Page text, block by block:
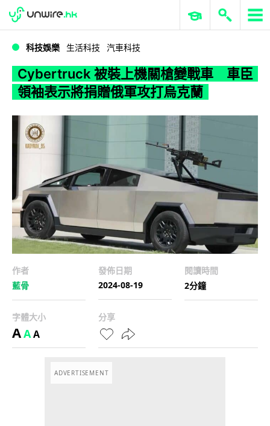
WWDC 2026 ERP 與商業 AI
科技娛樂 生活科技 汽車科技
Cybertruck 被裝上機關槍變戰車 車臣
領袖表示將捐贈俄軍攻打烏克蘭
作者
藍骨
發佈日期
2024-08-19
閱讀時間
2分鐘
字體大小
AAA
分享
ADVERTISEMENT